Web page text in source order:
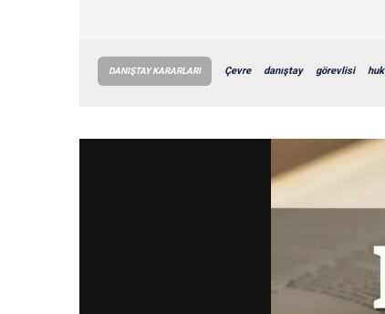
DANIŞTAY KARARLARI Çevre danıştay görevlisi